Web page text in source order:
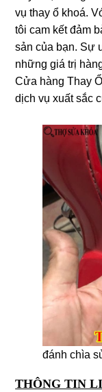
vụ thay ổ khoá.
tôi cam kết đảm
sản của bạn. Sự
những giá trị
Cửa hàng Thay
dịch vụ xuất sắc
đánh chìa
THÔNG TIN